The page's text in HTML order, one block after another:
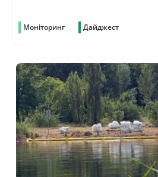
Моніторинг Дайджест